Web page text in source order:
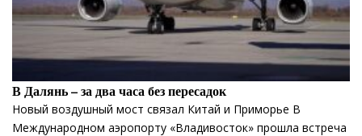
В Далянь – за два часа без пересадок
Новый воздушный мост связал Китай и Приморье В
Международном аэропорту «Владивосток» прошла встреча